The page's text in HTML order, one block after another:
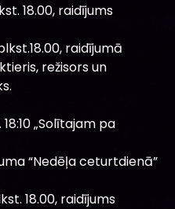
18.00, raidījums
raidījumā
režisors un
„Solītajam pa
“Nedēļa ceturtdienā”
18.00, raidījums